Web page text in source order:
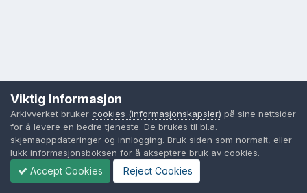
Viktig Informasjon
Arkivverket bruker cookies (informasjonskapsler) på sine nettsider
for å levere en bedre tjeneste. De brukes til bl.a.
skjemaoppdateringer og innlogging. Bruk siden som normalt, eller
lukk informasjonsboksen for å akseptere bruk av cookies.
Accept Cookies Reject Cookies